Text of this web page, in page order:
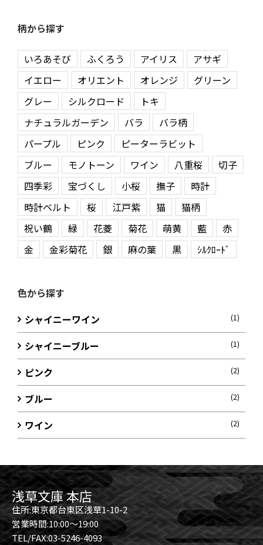
柄から探す
いろあそび ふくろう アイリス
アサギ
イエロー
オリエント オレンジ
グリーン
グレー
シルクロード
トキ
ナチュラルガーデン
バラ
バラ柄
パープル
ピンク
ピーターラビット
ブルー
モノトーン ワイン 八重桜
切子
四季彩
宝づくし 小桜 撫子
時計
時計ベルト
桜 江戸紫 猫
猫柄
祝い鶴
緑 花菱 菊花 萌黄 藍
赤
金
金彩菊花 銀 麻の葉 黒 ｼﾙｸﾛｰﾄﾞ
色から探す
シャイニーワイン
(1)
シャイニーブルー (1)
ピンク (2)
ブルー (2)
ワイン (2)
浅草文庫 本店
住所:東京都台東区浅草1-10-2
営業時間:10:00～19:00
TEL/FAX:03-5246-4093